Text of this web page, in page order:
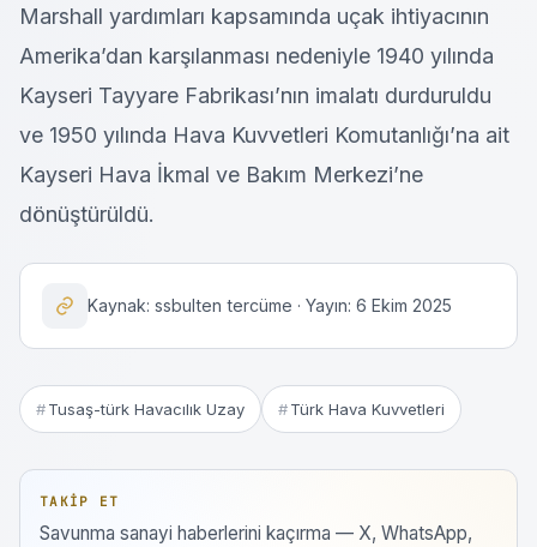
Marshall yardımları kapsamında uçak ihtiyacının
Amerika’dan karşılanması nedeniyle 1940 yılında
Kayseri Tayyare Fabrikası’nın imalatı durduruldu
ve 1950 yılında Hava Kuvvetleri Komutanlığı’na ait
Kayseri Hava İkmal ve Bakım Merkezi’ne
dönüştürüldü.
Kaynak: ssbulten tercüme · Yayın: 6 Ekim 2025
Tusaş-türk Havacılık Uzay Türk Hava Kuvvetleri
TAKIP ET
Savunma sanayi haberlerini kaçırma — X, WhatsApp,